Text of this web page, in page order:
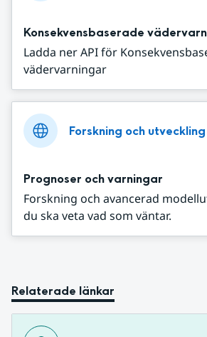
Konsekvensbaserade
Ladda ner API för
vädervarningar
Forskning och utveckling
Prognoser och varningar
Forskning och avancerad
du ska veta vad som väntar.
Relaterade länkar